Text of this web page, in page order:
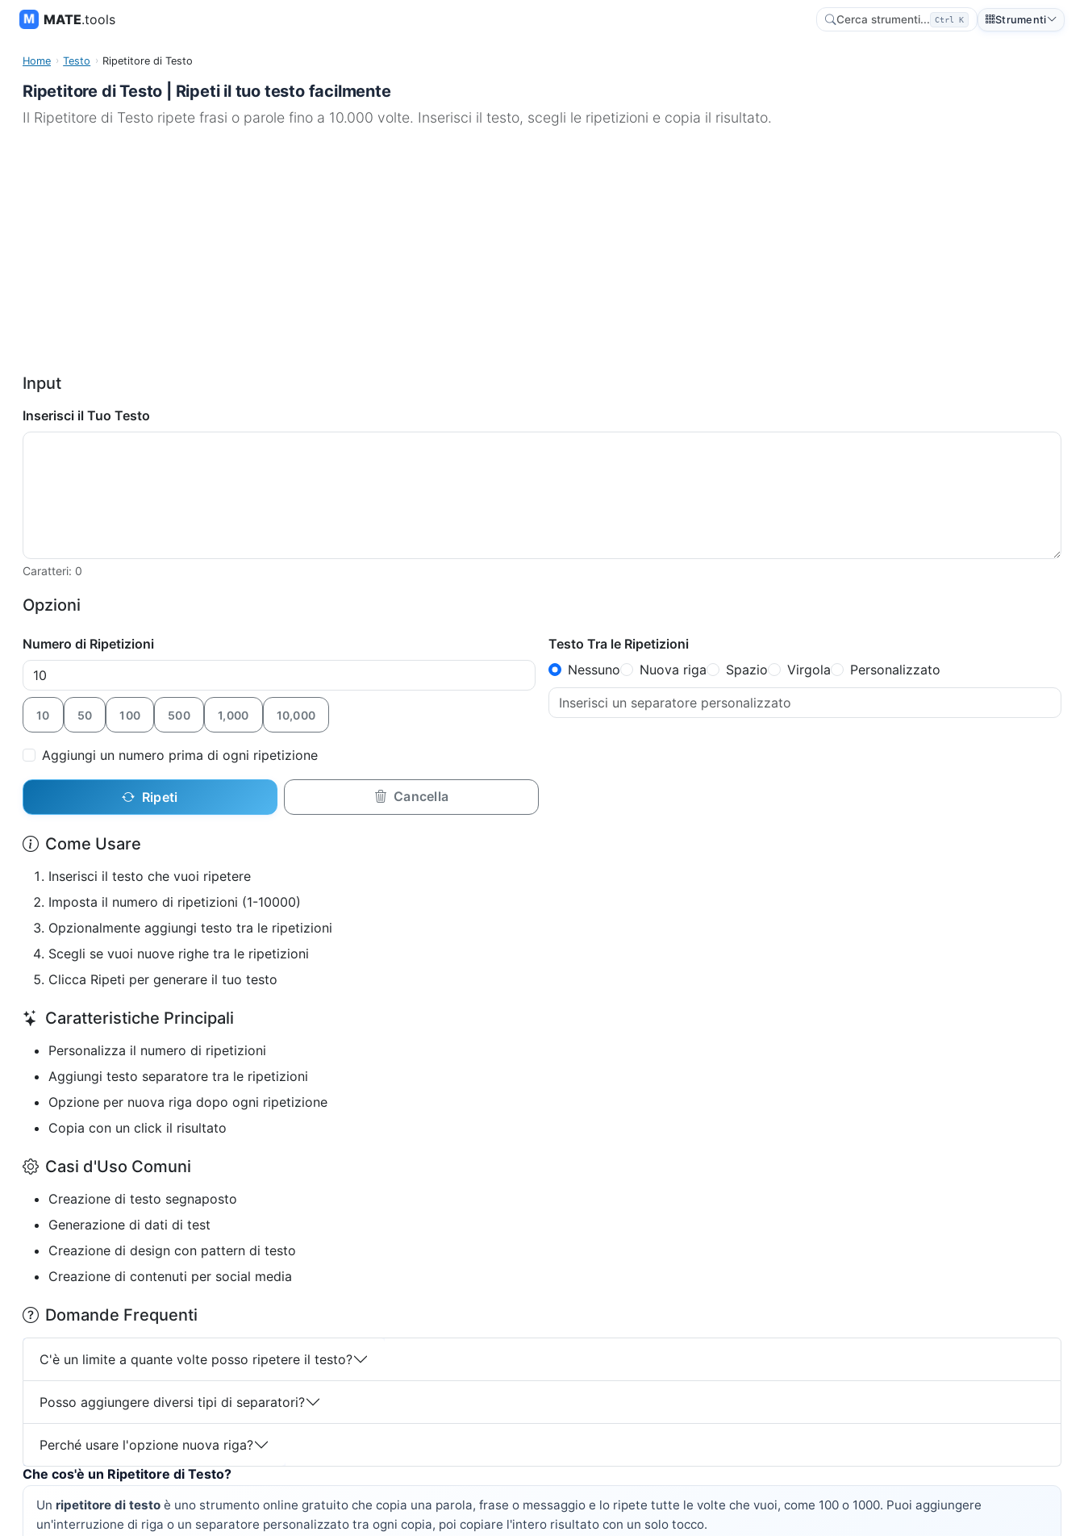
MATE.tools Cerca strumenti... Ctrl K Strumenti
Home Testo Ripetitore di Testo
Ripetitore di Testo | Ripeti il tuo testo facilmente
Il Ripetitore di Testo ripete frasi o parole fino a 10.000 volte. Inserisci il testo, scegli le ripetizioni e copia il risultato.
Input
Inserisci il Tuo Testo
Caratteri: 0
Opzioni
Numero di Ripetizioni
10 50 100 500 1,000 10,000
Testo Tra le Ripetizioni
Nessuno
Nuova riga Spazio Virgola Personalizzato
Aggiungi un numero prima di ogni ripetizione
Ripeti Cancella
Come Usare
Inserisci il testo che vuoi ripetere
Imposta il numero di ripetizioni (1-10000)
Opzionalmente aggiungi testo tra le ripetizioni
Scegli se vuoi nuove righe tra le ripetizioni
Clicca Ripeti per generare il tuo testo
Caratteristiche Principali
Personalizza il numero di ripetizioni
Aggiungi testo separatore tra le ripetizioni
Opzione per nuova riga dopo ogni ripetizione
Copia con un click il risultato
Casi d'Uso Comuni
Creazione di testo segnaposto
Generazione di dati di test
Creazione di design con pattern di testo
Creazione di contenuti per social media
Domande Frequenti
C'è un limite a quante volte posso ripetere il testo?
Posso aggiungere diversi tipi di separatori?
Perché usare l'opzione nuova riga?
Che cos'è un Ripetitore di Testo?
Un ripetitore di testo è uno strumento online gratuito che copia una parola, frase o messaggio e lo ripete tutte le volte che vuoi, come 100 o 1000. Puoi aggiungere
un'interruzione di riga o un separatore personalizzato tra ogni copia, poi copiare l'intero risultato con un solo tocco.